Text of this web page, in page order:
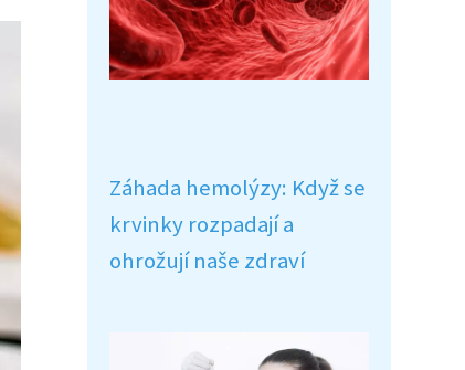
Záhada hemolýzy: Když se
krvinky rozpadají a
ohrožují naše zdraví